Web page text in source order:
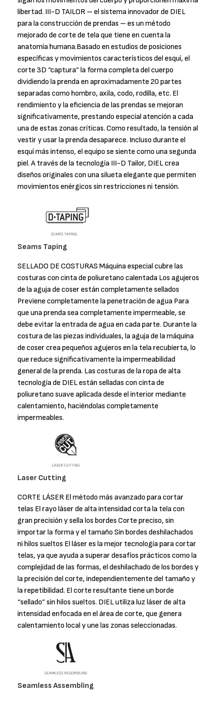
libertad. III-D TAILOR – el sistema innovador de DIEL
para la construcción de prendas – es un método
mejorado de corte de tela que tiene en cuenta la
anatomía humana.Basado en estudios de posiciones
específicas y movimientos característicos del esquí, el
corte 3D “captura” la forma completa del cuerpo
dividiendo la prenda en aproximadamente 20 partes
separadas como hombro, axila, codo, rodilla, etc. El
rendimiento y la eficiencia de las prendas se mejoran
significativamente, prestando especial atención a cada
una de estas zonas críticas. Como resultado, la tensión al
vestir y usar la prenda desaparece. Incluso durante el
esquí más intenso, el equipo se siente como una segunda
piel. A través de la tecnología III-D Tailor, DIEL crea
diseños originales con una silueta elegante que permiten
movimientos enérgicos sin restricciones ni tensión.
Seams Taping
SELLADO DE COSTURAS Máquina especial cubre las
costuras con cinta de poliuretano calentada Los agujeros
de la aguja de coser están completamente sellados
Previene completamente la penetración de agua Para
que una prenda sea completamente impermeable, se
debe evitar la entrada de agua en cada parte. Durante la
costura de las piezas individuales, la aguja de la máquina
de coser crea pequeños agujeros en la tela recubierta, lo
que reduce significativamente la impermeabilidad
general de la prenda. Las costuras de la ropa de alta
tecnología de DIEL están selladas con cinta de
poliuretano suave aplicada desde el interior mediante
calentamiento, haciéndolas completamente
impermeables.
Laser Cutting
CORTE LÁSER El método más avanzado para cortar
telas El rayo láser de alta intensidad corta la tela con
gran precisión y sella los bordes Corte preciso, sin
importar la forma y el tamaño Sin bordes deshilachados
ni hilos sueltos El láser es la mejor tecnología para cortar
telas, ya que ayuda a superar desafíos prácticos como la
complejidad de las formas, el deshilachado de los bordes y
la precisión del corte, independientemente del tamaño y
la repetibilidad. El corte resultante tiene un borde
“sellado” sin hilos sueltos. DIEL utiliza luz láser de alta
intensidad enfocada en el área de corte, que genera
calentamiento local y une las zonas seleccionadas.
Seamless Assembling